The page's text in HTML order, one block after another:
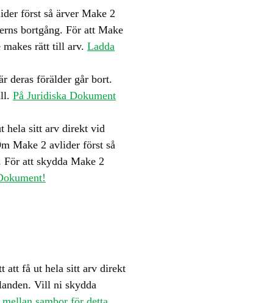
först så ärver Make 2
bortgång. För att Make
makes rätt till arv. Ladda
deras förälder går bort.
På Juridiska Dokument
hela sitt arv direkt vid
Make 2 avlider först så
att skydda Make 2
att få ut hela sitt arv direkt
Vill ni skydda